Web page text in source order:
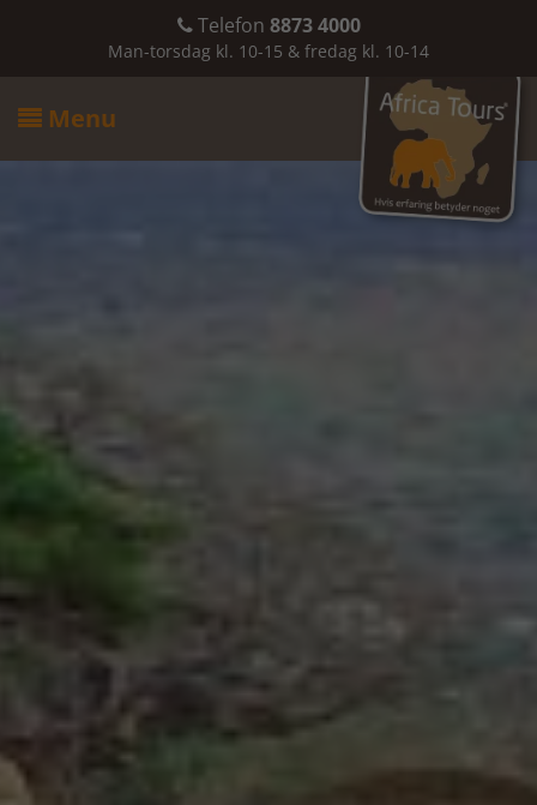
Telefon 8873 4000
Man-torsdag kl. 10-15 & fredag kl. 10-14
 Menu